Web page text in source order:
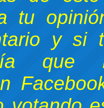
tu
y si
que